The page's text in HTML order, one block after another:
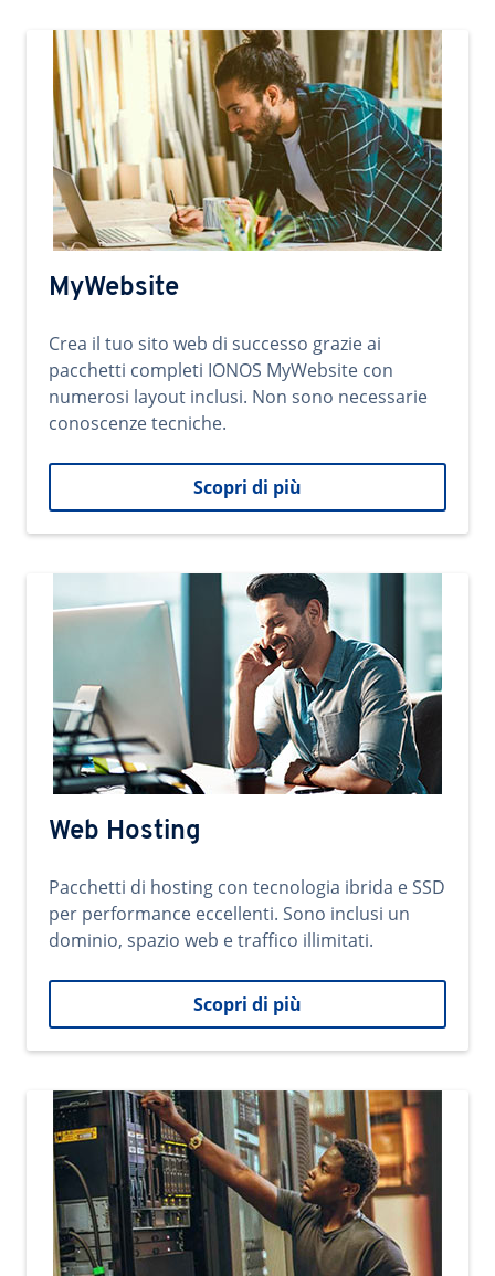
MyWebsite
Crea il tuo sito web di successo grazie ai
pacchetti completi IONOS MyWebsite con
numerosi layout inclusi. Non sono necessarie
conoscenze tecniche.
Scopri di più
Web Hosting
Pacchetti di hosting con tecnologia ibrida e SSD
per performance eccellenti. Sono inclusi un
dominio, spazio web e traffico illimitati.
Scopri di più